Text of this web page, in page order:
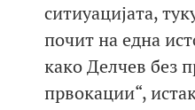
ситиуацијата,
почит на една
како Делчев без
првокации“,